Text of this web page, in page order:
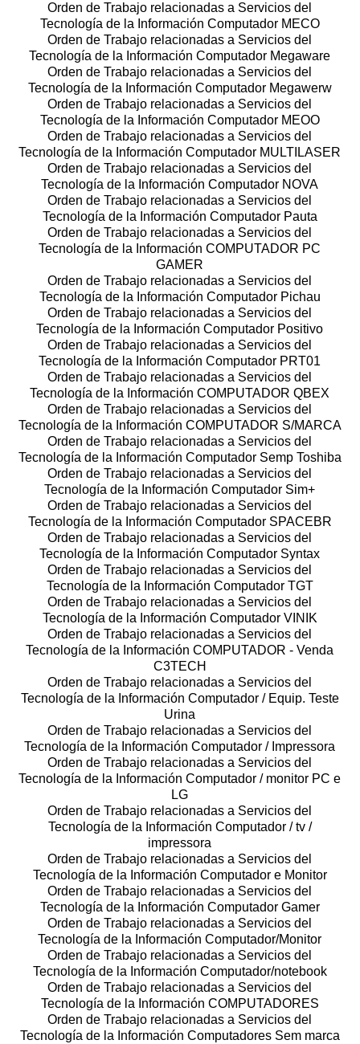
Orden de Trabajo relacionadas a Servicios del
Tecnología de la Información Computador MECO
Orden de Trabajo relacionadas a Servicios del
Tecnología de la Información Computador Megaware
Orden de Trabajo relacionadas a Servicios del
Tecnología de la Información Computador Megawerw
Orden de Trabajo relacionadas a Servicios del
Tecnología de la Información Computador MEOO
Orden de Trabajo relacionadas a Servicios del
Tecnología de la Información Computador MULTILASER
Orden de Trabajo relacionadas a Servicios del
Tecnología de la Información Computador NOVA
Orden de Trabajo relacionadas a Servicios del
Tecnología de la Información Computador Pauta
Orden de Trabajo relacionadas a Servicios del
Tecnología de la Información COMPUTADOR PC
GAMER
Orden de Trabajo relacionadas a Servicios del
Tecnología de la Información Computador Pichau
Orden de Trabajo relacionadas a Servicios del
Tecnología de la Información Computador Positivo
Orden de Trabajo relacionadas a Servicios del
Tecnología de la Información Computador PRT01
Orden de Trabajo relacionadas a Servicios del
Tecnología de la Información COMPUTADOR QBEX
Orden de Trabajo relacionadas a Servicios del
Tecnología de la Información COMPUTADOR S/MARCA
Orden de Trabajo relacionadas a Servicios del
Tecnología de la Información Computador Semp Toshiba
Orden de Trabajo relacionadas a Servicios del
Tecnología de la Información Computador Sim+
Orden de Trabajo relacionadas a Servicios del
Tecnología de la Información Computador SPACEBR
Orden de Trabajo relacionadas a Servicios del
Tecnología de la Información Computador Syntax
Orden de Trabajo relacionadas a Servicios del
Tecnología de la Información Computador TGT
Orden de Trabajo relacionadas a Servicios del
Tecnología de la Información Computador VINIK
Orden de Trabajo relacionadas a Servicios del
Tecnología de la Información COMPUTADOR - Venda
C3TECH
Orden de Trabajo relacionadas a Servicios del
Tecnología de la Información Computador / Equip. Teste
Urina
Orden de Trabajo relacionadas a Servicios del
Tecnología de la Información Computador / Impressora
Orden de Trabajo relacionadas a Servicios del
Tecnología de la Información Computador / monitor PC e
LG
Orden de Trabajo relacionadas a Servicios del
Tecnología de la Información Computador / tv /
impressora
Orden de Trabajo relacionadas a Servicios del
Tecnología de la Información Computador e Monitor
Orden de Trabajo relacionadas a Servicios del
Tecnología de la Información Computador Gamer
Orden de Trabajo relacionadas a Servicios del
Tecnología de la Información Computador/Monitor
Orden de Trabajo relacionadas a Servicios del
Tecnología de la Información Computador/notebook
Orden de Trabajo relacionadas a Servicios del
Tecnología de la Información COMPUTADORES
Orden de Trabajo relacionadas a Servicios del
Tecnología de la Información Computadores Sem marca